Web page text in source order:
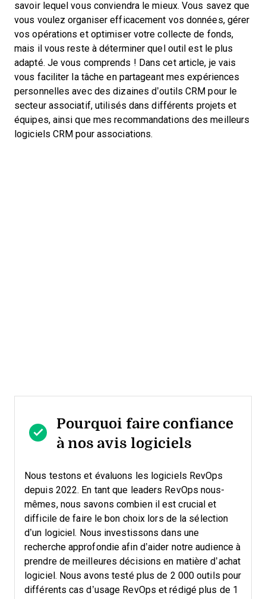
savoir lequel vous conviendra le mieux. Vous savez que
vous voulez organiser efficacement vos données, gérer
vos opérations et optimiser votre collecte de fonds,
mais il vous reste à déterminer quel outil est le plus
adapté. Je vous comprends ! Dans cet article, je vais
vous faciliter la tâche en partageant mes expériences
personnelles avec des dizaines d’outils CRM pour le
secteur associatif, utilisés dans différents projets et
équipes, ainsi que mes recommandations des meilleurs
logiciels CRM pour associations.
Pourquoi faire confiance
à nos avis logiciels
Nous testons et évaluons les logiciels RevOps
depuis 2022. En tant que leaders RevOps nous-
mêmes, nous savons combien il est crucial et
difficile de faire le bon choix lors de la sélection
d’un logiciel. Nous investissons dans une
recherche approfondie afin d’aider notre audience à
prendre de meilleures décisions en matière d’achat
logiciel. Nous avons testé plus de 2 000 outils pour
différents cas d’usage RevOps et rédigé plus de 1